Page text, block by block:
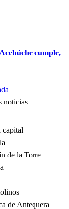
cumple,
noticias
capital
de la Torre
de Antequera